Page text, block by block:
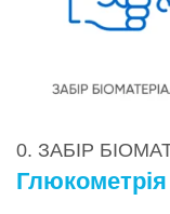
Глюкометрія